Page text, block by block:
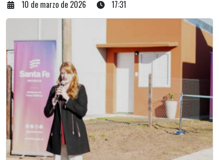
10 de marzo de 2026 17:31